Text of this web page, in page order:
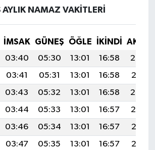
AYLIK NAMAZ VAKITLERI
İMSAK GÜNEŞ ÖĞLE İKINDI
03:40 05:30 13:01 16:58
20:22
03:41 05:31 13:01 16:58
20:21
03:43 05:32 13:01 16:58
20:20
03:44 05:33 13:01 16:57
20:19
03:46 05:34 13:01 16:57
20:18
03:47 05:35 13:01 16:57
20:17